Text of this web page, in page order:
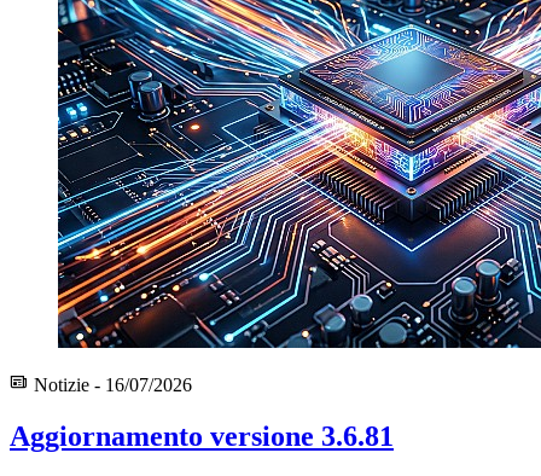
Notizie - 16/07/2026
Aggiornamento versione 3.6.81